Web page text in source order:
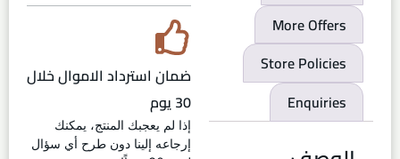
More Offers
Store Policies
Enquiries
ضمان استرداد الاموال خلال
30 يوم
إذا لم يعجبك المنتج، يمكنك
إرجاعه إلينا دون طرح أي سؤال